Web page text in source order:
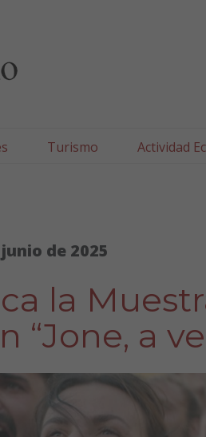
Turismo Actividad
de 2025
la
“Jone, a